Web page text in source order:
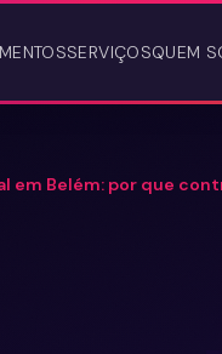
SERVIÇOSQUEM
em Belém: por que